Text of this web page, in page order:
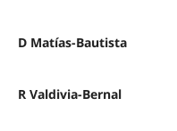
D Matías-Bautista
R Valdivia-Bernal